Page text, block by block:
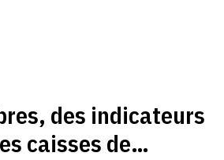
des indicateurs
caisses de